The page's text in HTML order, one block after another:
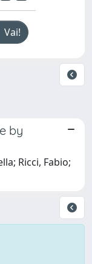
by
Ricci, Fabio;